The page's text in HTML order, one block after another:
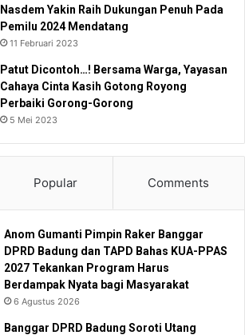
Nasdem Yakin Raih Dukungan Penuh Pada
Pemilu 2024 Mendatang
11 Februari 2023
Patut Dicontoh…! Bersama Warga, Yayasan
Cahaya Cinta Kasih Gotong Royong
Perbaiki Gorong-Gorong
5 Mei 2023
Popular Comments
Anom Gumanti Pimpin Raker Banggar
DPRD Badung dan TAPD Bahas KUA-PPAS
2027 Tekankan Program Harus
Berdampak Nyata bagi Masyarakat
6 Agustus 2026
Banggar DPRD Badung Soroti Utang